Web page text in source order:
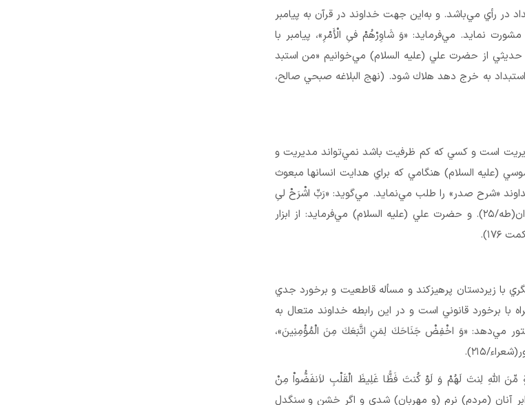
در رأي مي‌باشد. و به‌اين جهت خداوند در قرآن به پيامبر
نمايد. مي‌فرمايد: «وَ شَاوِرْهُمْ فىِ الْأَمْرِ»، پيامبر با
كن(آل‌عمران/۱۵۹)» و در حديثي از حضرت علي (علیه السلام) مي‌خوانيم «من استبد
به خرج دهد هلاك شود. (نهج البلاغه صبحي صالح،
است و كسي كه كم ظرفيت باشد نمي‌تواند مديريت و
(علیه السلام) هنگامي كه براي هدايت انسانها مبعوث
«شرح صدر» را طلب مي‌نمايد. مي‌گويد: «رَبّ‏ِ اشْرَحْ لىِ
صَدْرِى»، پروردگارا سينه مرا گشاده گردان(طه/۲۵). و حضرت علي (علیه السلام) مي‌فرمايد: از ابزار
با زيردستان پرهيزكند و مسأله قاطعيت و برخورد جدي
با برخورد قانوني است و در اين رابطه خداوند متعال به
مي‌دهد: «وَ اخْفِضْ جَنَاحَكَ لِمَنِ اتَّبَعَكَ مِنَ الْمُؤْمِنِينَ»،
۲۱۵).
اللَّهِ لِنتَ لَهُمْ وَ لَوْ كُنتَ فَظًّا غَلِيظَ الْقَلْبِ لاَنفَضُّواْ مِنْ
آنان (مردم) نرم (و مهربان) شدي و اگر خشن و سنگدل